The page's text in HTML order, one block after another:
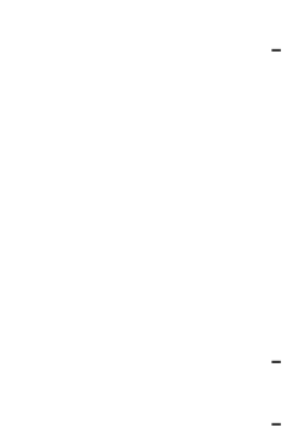
-
-
-